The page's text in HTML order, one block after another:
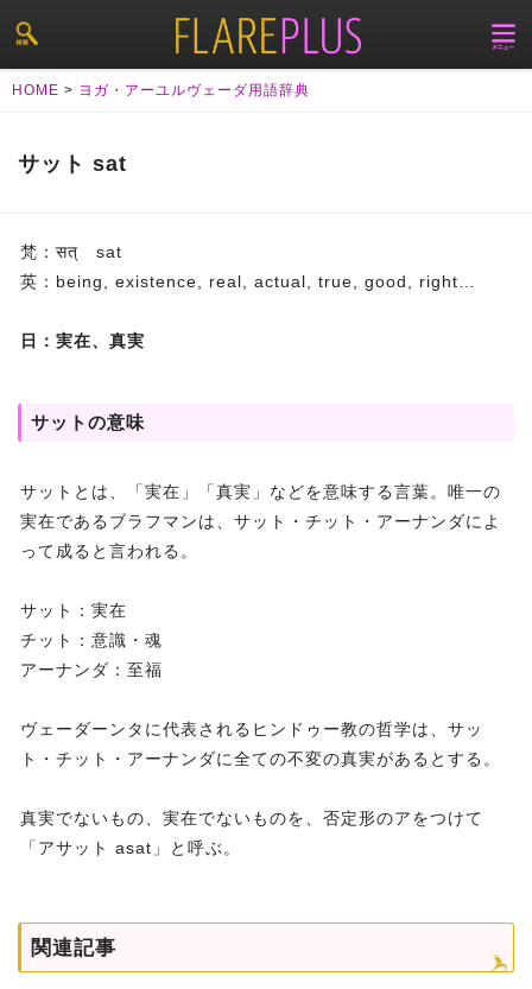
HOME > ヨガ・アーユルヴェーダ用語辞典
サット sat
梵：सत् sat
英：being, existence, real, actual, true, good, right…
日：実在、真実
サットの意味
サットとは、「実在」「真実」などを意味する言葉。唯一の
実在であるブラフマンは、サット・チット・アーナンダによ
って成ると言われる。
サット：実在
チット：意識・魂
アーナンダ：至福
ヴェーダーンタに代表されるヒンドゥー教の哲学は、サッ
ト・チット・アーナンダに全ての不変の真実があるとする。
真実でないもの、実在でないものを、否定形のアをつけて
「アサット asat」と呼ぶ。
関連記事